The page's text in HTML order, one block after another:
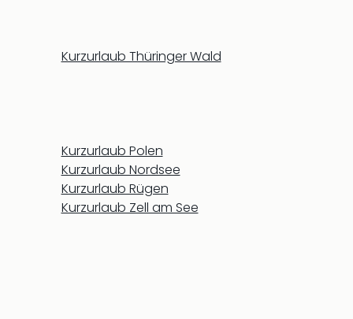
Kurzurlaub Thüringer Wald
Kurzurlaub Polen
Kurzurlaub Nordsee
Kurzurlaub Rügen
Kurzurlaub Zell am See